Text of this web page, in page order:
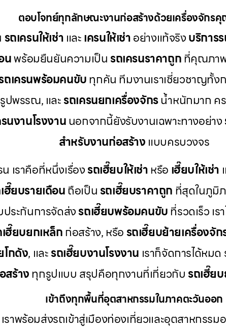
ตอบโจทย์ทุกลักษณะงานก่อสร้างด้วยเครื่องจักร
รถเครนให้เช่า และเครนให้เช่าอย่างแท้จริงบริการ
นพร้อมยืนยันความเป็นรถเครนราคาถูกที่คุณภาพ
ถเครนพร้อมคนขับทุกคัน ทีมงานเราเชี่ยวชาญทั้ง
รูปพรรณ, และรถเครนยกเครื่องจักรน้ำหนักมาก ค
นงานโรงงานนอกจากนี้ยังรับงานเฉพาะทางอย่าง
สำหรับงานก่อสร้าง แบบครบวงจร
เราคือที่หนึ่งเรื่องรถเฮี๊ยบให้เช่าหรือ เฮี๊ยบให้เช่า
ฮี๊ยบรายเดือนถือเป็นรถเฮี๊ยบราคาถูก ที่สุดในภูมิ
ประกันการจัดส่งรถเฮี๊ยบพร้อมคนขับที่รวดเร็ว เร
ฮี๊ยบยกเหล็กก่อสร้าง, หรือรถเฮี๊ยบย้ายเครื่องจัก
โกดัง, และรถเฮี๊ยบงานโรงงาน เราก็จัดการได้หม
สร้างทุกรูปแบบ สรุปคือทุกงานที่เกี่ยวกับรถเฮี๊ย
เข้าถึงทุกพื้นที่อุตสาหกรรมในภาคตะวันออก
าพร้อมส่งรถเข้าสู่เมืองท่องเที่ยวและอุตสาหกรรม